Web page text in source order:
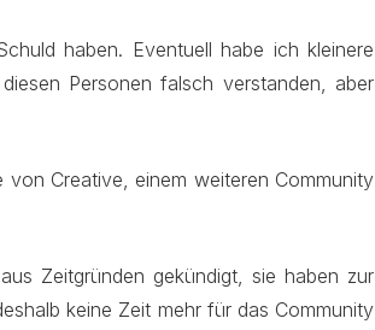
haben. Eventuell habe ich kleinere
Personen falsch verstanden, aber
von Creative, einem weiteren Community
Zeitgründen gekündigt, sie haben zur
keine Zeit mehr für das Community